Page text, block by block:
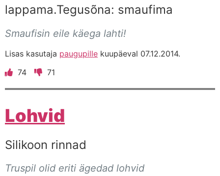
lappama.Tegusõna: smaufima
Smaufisin eile käega lahti!
Lisas kasutaja paugupille kuupäeval 07.12.2014.
74
71
Lohvid
Silikoon rinnad
Truspil olid eriti ägedad lohvid